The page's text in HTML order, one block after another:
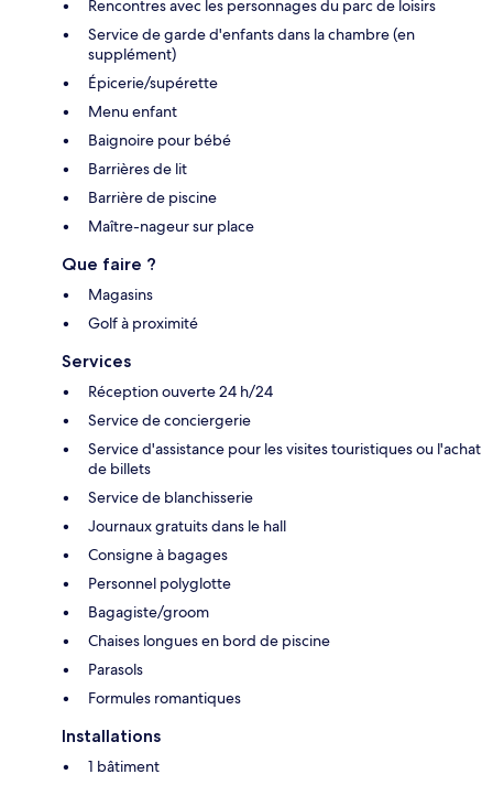
Rencontres avec les personnages du parc de loisirs
Service de garde d'enfants dans la chambre (en
supplément)
Épicerie/supérette
Menu enfant
Baignoire pour bébé
Barrières de lit
Barrière de piscine
Maître-nageur sur place
Que faire ?
Magasins
Golf à proximité
Services
Réception ouverte 24 h/24
Service de conciergerie
Service d'assistance pour les visites touristiques ou l'achat
de billets
Service de blanchisserie
Journaux gratuits dans le hall
Consigne à bagages
Personnel polyglotte
Bagagiste/groom
Chaises longues en bord de piscine
Parasols
Formules romantiques
Installations
1 bâtiment